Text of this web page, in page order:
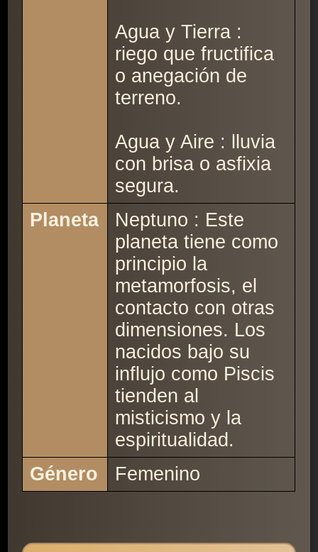
Agua y Tierra :
riego que fructifica
o anegación de
terreno.
Agua y Aire : lluvia
con brisa o asfixia
segura.
Planeta
Neptuno : Este
planeta tiene como
principio la
metamorfosis, el
contacto con otras
dimensiones. Los
nacidos bajo su
influjo como Piscis
tienden al
misticismo y la
espiritualidad.
Género
Femenino